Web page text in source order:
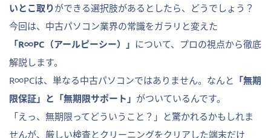
いとこ取りができる選択肢があるとしたら、どうでしょう？
今回は、中古パソコン業界の常識をガラリと変えた
「R∞PC（アールピーシー）」 について、プロの視点から徹底
解説します。
R∞PCは、単なる中古パソコンではありません。なんと 「無期
限保証」と「無期限サポート」 がついているんです。
「えっ、無期限ってどういうこと？」と驚かれるかもしれま
せんが、厳しい検査とクリーニングをクリアした端末だけ